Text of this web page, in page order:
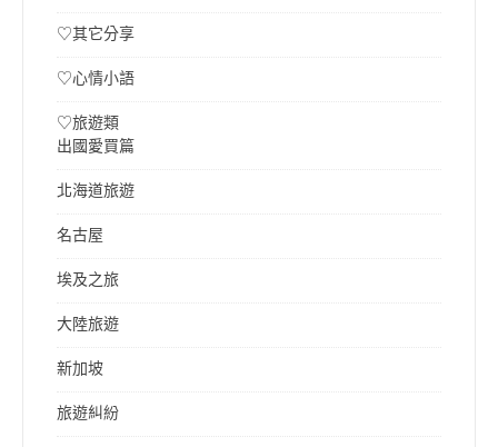
♡其它分享
♡心情小語
♡旅遊類
出國愛買篇
北海道旅遊
名古屋
埃及之旅
大陸旅遊
新加坡
旅遊糾紛